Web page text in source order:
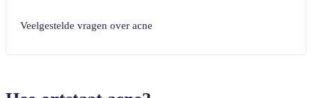
Veelgestelde vragen over acne